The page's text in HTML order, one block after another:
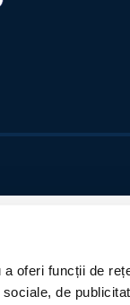
oferi funcții de
de